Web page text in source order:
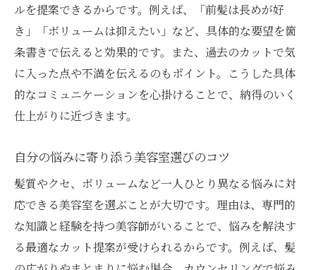
ルを提案できるからです。例えば、「前髪は長めが好
き」「ボリュームは抑えたい」など、具体的な要望を箇
条書きで伝えると効果的です。また、過去のカットで気
に入った点や不満を伝えるのもポイント。こうした具体
的なコミュニケーションを心掛けることで、納得のいく
仕上がりに近づきます。
自分の悩みに寄り添う美容室選びのコツ
髪質やクセ、ボリュームなど一人ひとり異なる悩みに対
応できる美容室を選ぶことが大切です。理由は、専門的
な知識と経験を持つ美容師がいることで、悩みを解決す
る最適なカット提案が受けられるからです。例えば、髪